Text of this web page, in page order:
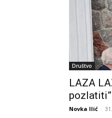
Društvo
LAZA
pozlatiti”
Novka Ilić -